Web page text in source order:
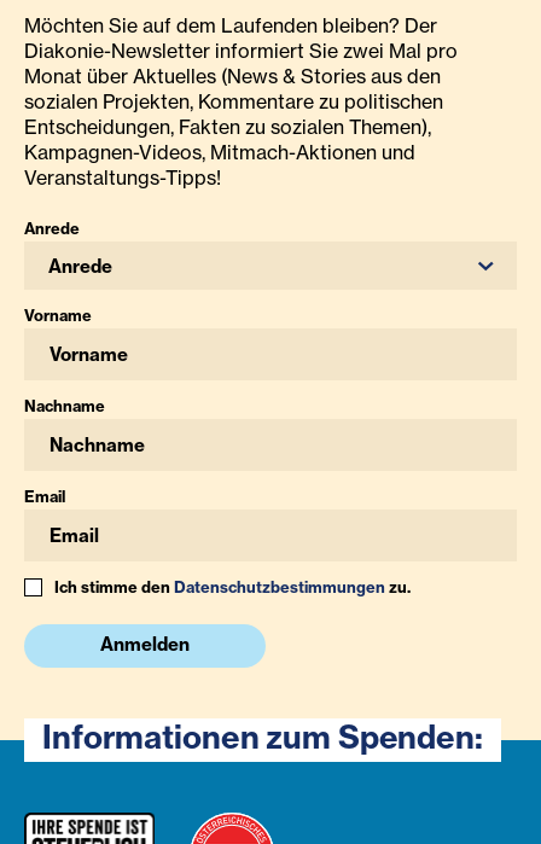
Möchten Sie auf dem Laufenden bleiben? Der
Diakonie-Newsletter informiert Sie zwei Mal pro
Monat über Aktuelles (News & Stories aus den
sozialen Projekten, Kommentare zu politischen
Entscheidungen, Fakten zu sozialen Themen),
Kampagnen-Videos, Mitmach-Aktionen und
Veranstaltungs-Tipps!
Anrede
Anrede
Vorname
Nachname
Email
Ich stimme denDatenschutzbestimmungenzu.
Anmelden
Informationen zum Spenden: